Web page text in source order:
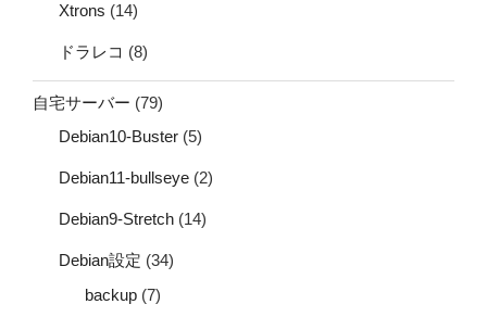
Xtrons (14)
ドラレコ (8)
自宅サーバー (79)
Debian10-Buster (5)
Debian11-bullseye (2)
Debian9-Stretch (14)
Debian設定 (34)
backup (7)